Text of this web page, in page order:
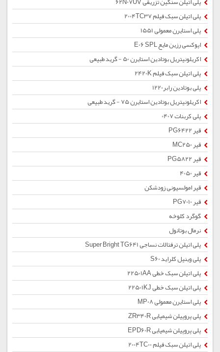
پلی اتیلن سبک فیلم 2004TC37
پلی استایرن معمولی 1551
اپوکسی رزین مایع E06 SPL
اکریلونیتریل بوتادین استایرن 50 - گرید طبیعی
پلی اتیلن سبک فیلم 2420K
پلی بوتادین رابر1220
اکریلونیتریل بوتادین استایرن 75 - گرید طبیعی
پلی کربنات 0407
قیر PG6422
قیر MC250
قیر PG5822
قیر 4050
قیر امولسیونی زودشکن
قیر PG7010
گوگرد کلوخه
نرمال بوتانول
پلی اتیلن ترفتالات نساجی Super Bright TG641
پلی وینیل کلراید S60
پلی اتیلن سبک خطی 22501AA
پلی اتیلن سبک خطی 22501KJ
پلی استایرن معمولی MP08
پلی پروپیلن شیمیایی ZR340R
پلی پروپیلن شیمیایی EPD60R
پلی اتیلن سبک فیلم 2004TC00